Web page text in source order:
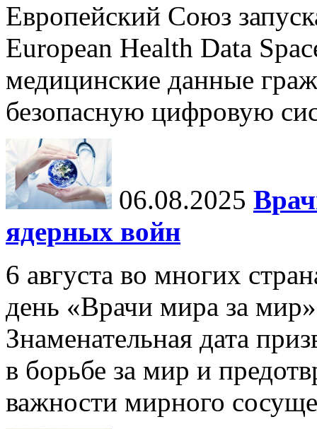
Европейский Союз
European Health Data
медицинские данные
безопасную цифровую
06.08.2025
ядерных войн
6 августа во многих
день «Врачи мира за
Знаменательная дата
в борьбе за мир и
важности мирного